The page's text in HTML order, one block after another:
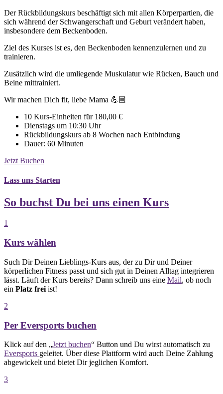
Der Rückbildungskurs beschäftigt sich mit allen Körperpartien, die
sich während der Schwangerschaft und Geburt verändert haben,
insbesondere dem Beckenboden.
Ziel des Kurses ist es, den Beckenboden kennenzulernen und zu
trainieren.
Zusätzlich wird die umliegende Muskulatur wie Rücken, Bauch und
Beine mittrainiert.
Wir machen Dich fit, liebe Mama 💪🏼
10 Kurs-Einheiten für 180,00 €
Dienstags um 10:30 Uhr
Rückbildungskurs ab 8 Wochen nach Entbindung
Dauer: 60 Minuten
Jetzt Buchen
Lass uns Starten
So buchst Du bei uns einen Kurs
1
Kurs wählen
Such Dir Deinen Lieblings-Kurs aus, der zu Dir und Deiner
körperlichen Fitness passt und sich gut in Deinen Alltag integrieren
lässt. Läuft der Kurs bereits? Dann schreib uns eine Mail, ob noch
ein Platz frei ist!
2
Per Eversports buchen​​
Klick auf den „Jetzt buchen“ Button und Du wirst automatisch zu
Eversports geleitet. Über diese Plattform wird auch Deine Zahlung
abgewickelt und bietet Dir jeglichen Komfort.
3